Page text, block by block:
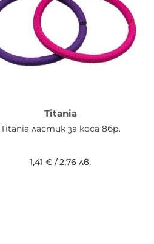
Titania
Titania ластик за коса 8бр.
1,41 € /2,76 лв.